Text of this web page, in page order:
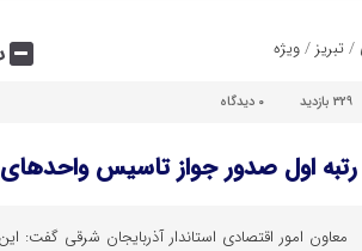
/تبریز /ویژه
329 بازدید ۰ دیدگاه
رتبه اول صدور جواز تاسیس
معاون امور اقتصادی استاندار آذربایجان شرقی گفت: